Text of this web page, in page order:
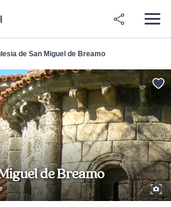
de San Miguel de Breamo
de Breamo